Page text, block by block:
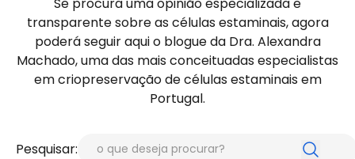
transparente sobre as células estaminais, agora
poderá seguir aqui o blogue da Dra. Alexandra
Machado, uma das mais conceituadas especialistas
em criopreservação de células estaminais em
Portugal.
Pesquisar: